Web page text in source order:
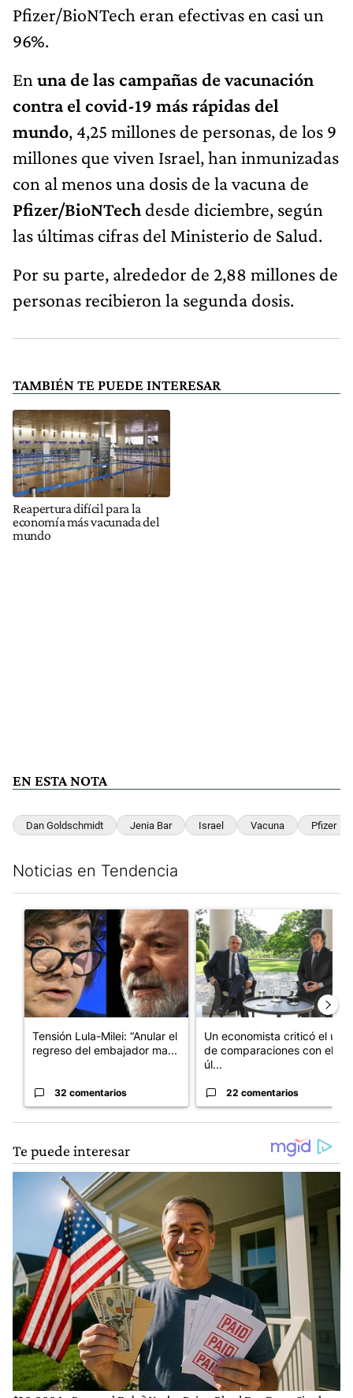
Pfizer/BioNTech eran efectivas en casi un
96%.
En una de las campañas de vacunación
contra el covid-19 más rápidas del
mundo, 4,25 millones de personas, de los 9
millones que viven Israel, han inmunizadas
con al menos una dosis de la vacuna de
Pfizer/BioNTech desde diciembre, según
las últimas cifras del Ministerio de Salud.
Por su parte, alrededor de 2,88 millones de
personas recibieron la segunda dosis.
TAMBIÉN TE PUEDE INTERESAR
Reapertura difícil para la
economía más vacunada del
mundo
EN ESTA NOTA
Dan Goldschmidt Jenia Bar Israel Vacuna Pfizer
Noticias en Tendencia
Un artículo de tendencia con el título "Tensión Lula-Milei:
Tensión Lula-Milei: “Anular el
regreso del embajador ma...
32 comentarios
Un artículo de tendencia con
Un economista criticó el uso
de comparaciones con el
úl...
22 comentarios